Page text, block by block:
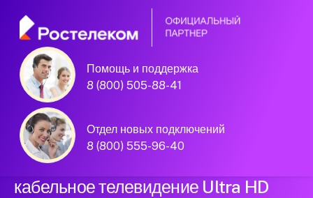
Помощь и поддержка
8 (800) 505-88-41
Отдел новых подключений
8 (800) 555-96-40
Официальный
партнер Ростелеком
Подключили новый интернет и
кабельное телевидение Ultra HD